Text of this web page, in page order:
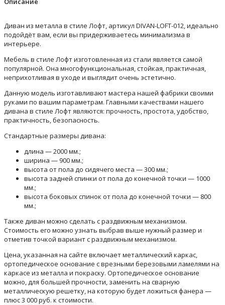
Диван из металла в стиле Лофт, артикул DIVAN-LOFT-012, идеально
подойдёт вам, если вы придерживаетесь минимализма в
интерьере.
Мебель в стиле Лофт изготовленная из стали является самой
популярной. Она многофункциональная, стойкая, практичная,
неприхотливая в уходе и выглядит очень эстетично.
Данную модель изготавливают мастера нашей фабрики своими
руками по вашим параметрам. Главными качествами нашего
дивана в стиле Лофт являются: прочность, простота, удобство,
практичность, безопасность.
Стандартные размеры дивана:
длина — 2000 мм.;
ширина — 900 мм.;
высота от пола до сидячего места — 300 мм.;
высота задней спинки от пола до конечной точки — 1000
мм.;
высота боковых спинок от пола до конечной точки — 800
мм.;
Также диван можно сделать с раздвижным механизмом.
Стоимость его можно узнать выбрав выше нужный размер и
отметив точкой вариант с раздвижным механизмом.
Цена, указанная на сайте включает металлический каркас,
ортопедическое основание с врезными березовыми ламелями на
каркасе из металла и покраску. Ортопедическое основание
можно, для большей прочности, заменить на сварную
металлическую решетку, на которую будет ложиться фанера —
плюс 3 000 руб. к стоимости.